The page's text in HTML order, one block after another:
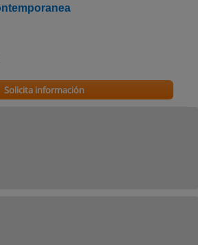
Solicita información